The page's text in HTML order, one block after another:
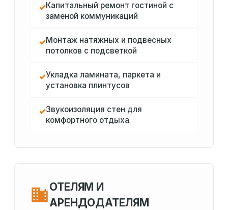
✓Капитальный ремонт гостиной с
заменой коммуникаций
✓Монтаж натяжных и подвесных
потолков с подсветкой
✓Укладка ламината, паркета и
установка плинтусов
✓Звукоизоляция стен для
комфортного отдыха
ОТЕЛЯМ И
АРЕНДОДАТЕЛЯМ